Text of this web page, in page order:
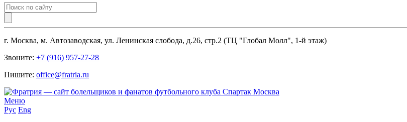
г. Москва, м. Автозаводская, ул. Ленинская слобода, д.26, стр.2 (ТЦ "Глобал Молл", 1-й этаж)
Звоните: +7 (916) 957-27-28
Пишите: office@fratria.ru
Меню
Рус Eng